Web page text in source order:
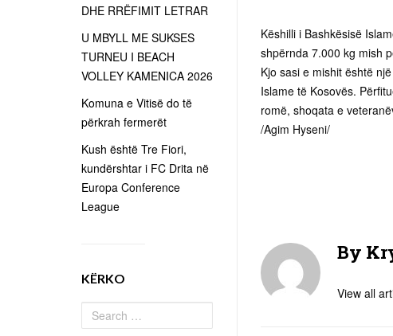
Këshilli i Bashkësisë
shpërnda 7.000 kg mish
Kjo sasi e mishit është
Islame të Kosovës.
romë, shoqata e
/Agim Hyseni/
By
View all
DHE RRËFIMIT LETRAR
U MBYLL ME SUKSES
TURNEU I BEACH
VOLLEY KAMENICA 2026
Komuna e Vitisë do të
përkrah fermerët
Kush është Tre Fiori,
kundërshtar i FC Drita në
Europa Conference
League
KËRKO